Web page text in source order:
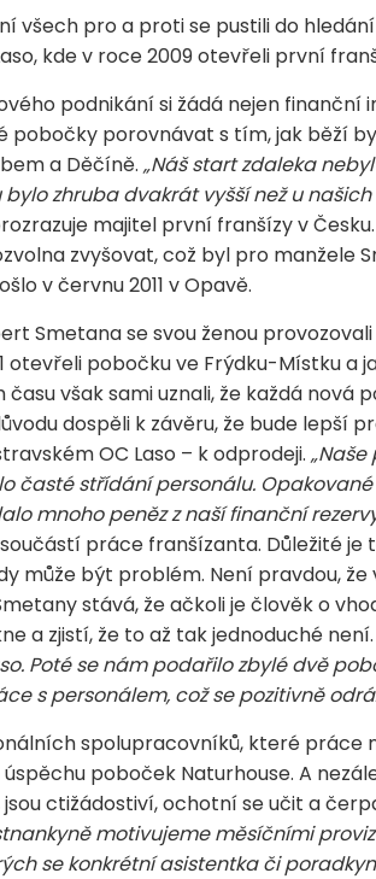
všech pro a proti se pustili do
kde v roce 2009 otevřeli první
podnikání si žádá nejen
pobočky porovnávat s tím, jak běží
a Děčíně. „Náš start zdaleka
zhruba dvakrát vyšší než u
majitel první franšízy v
zvyšovat, což byl pro manžele
v červnu 2011 v Opavě.
Smetana se svou ženou
otevřeli pobočku ve Frýdku-Místku a
času však sami uznali, že každá
dospěli k závěru, že bude lepší
OC Laso – k odprodeji.
časté střídání personálu.
mnoho peněz z naší finanční
práce franšízanta. Důležité
může být problém. Není pravdou,
stává, že ačkoli je člověk o
a zjistí, že to až tak jednoduché není.
Poté se nám podařilo zbylé dvě
s personálem, což se pozitivně
spolupracovníků, které práce
poboček Naturhouse. A
ctižádostiví, ochotní se učit a
motivujeme měsíčními
se konkrétní asistentka či